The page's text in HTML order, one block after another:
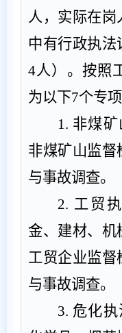
人，实际在岗
中有行政执法
4人）。按照
为以下7个专
1. 非煤矿
非煤矿山监督
与事故调查。
2. 工贸
金、建材、机
工贸企业监督
与事故调查。
3. 危化执